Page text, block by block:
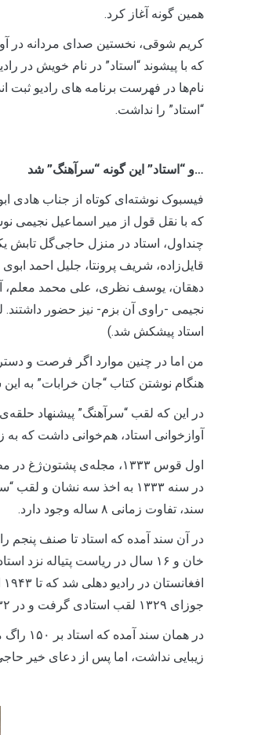
همین گونه آغاز کرد.
کریم شوقی، نخستین صدای مردانه در
که با پیشوند “استاد” در نام خویش در
نام‌ها در فهرست برنامه های رادیو ثبت
“استاد” را نداشت.
…و “استاد” این گونه “سرآهنگ” شد
فیسبوک نوشته‌ای کوتاه از جناب هادی
چنداول، استاد در منزل حاجی‌گل تابش
قایل‌زاده، شریف پرونتا، جلیل احمد
دهقان، یوسف نظری، علی محمد معلم،
نجیمی -راوی آن بزم- نیز حضور داشتند.
استاد پیشکش شد.)
من اما در چنین موارد اگر فرصت و
هنگام نوشتن کتاب “جان خرابات” به این
در این که لقب “سرآهنگ” پیشنهاد حلقه‌ی
آوازخوانی استاد، هم‌خوانی داشت که
اول قوس ۱۳۳۳، مجله‌ی
در سنه ۱۳۳۳ به اخذ سه
سند، تفاوت زمانی ۸ ساله وجود دارد.
در آن سند آمده که استاد تا صنف پنجم
جوزای ۱۳۲۹ لقب استادی گرفت و در ۱۳۳۲ منتظم موسیقی رادیوی کابل شد.
زیبایی نداشت، اما پس از دعای خیر